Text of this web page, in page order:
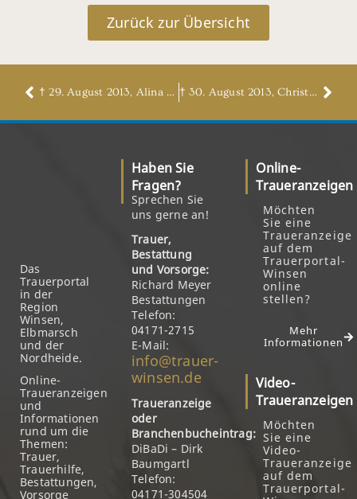
Zurück zur Übersicht
† 29. August 2013, Alina Kratz, geb. Wansiedler † 30. August 2013, Christa Adler, geb. Dreßler
Das
Trauerportal
in der
Region
Winsen,
Elbmarsch
und der
Nordheide.
Online-
Traueranzeigen
und
Informationen
rund um die
Themen:
Trauer,
Trauerhilfe,
Bestattungen,
Vorsorge
Haben Sie
Fragen?
Sprechen Sie
uns gerne an!
Trauer,
Bestattung
und Vorsorge:
Richard Meyer
Bestattungen
Telefon:
04171-2715
E-Mail:
info@trauer-
winsen.de
Traueranzeige
oder
Branchenbucheintrag:
DiBaDi – Dirk
Baumgartl
Telefon:
04171-304504
Online-
Traueranzeigen
Möchten
Sie eine
Traueranzeige
auf dem
Trauerportal-
Winsen
online
stellen?
Mehr
Informationen
Video-
Traueranzeigen
Möchten
Sie eine
Video-
Traueranzeige
auf dem
Trauerportal-